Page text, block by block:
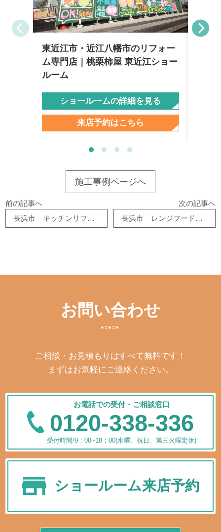
東近江市・近江八幡市のリフォー
ム専門店｜桃栗柿屋 東近江ショー
ルーム
ショールームの詳細を見る
来店予約はこちら
施工事例ページへ
前の記事へ
長浜市 キッチンリフォーム
次の記事へ
長浜市 レンジフード交換 リフォーム
お問い合わせ
ご相談・お見積もりはすべて無料です！
まずはお気軽にご連絡ください。
お電話での受付・ご相談窓口
0120-338-336
受付時間/9：00~18：00(水曜、祝日、第三火曜定休)
ショールーム来店予約